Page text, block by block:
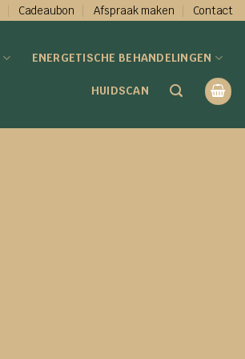
Cadeaubon Afspraak maken Contact
ENERGETISCHE BEHANDELINGEN
HUIDSCAN